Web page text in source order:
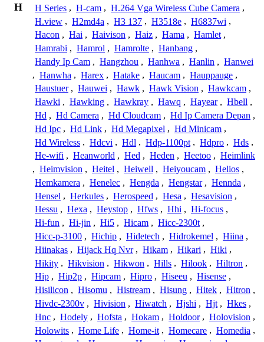
H H Series , H-cam , H.264 Vga Wireless Cube Camera ,
H.view , H2md4a , H3 137 , H3518e , H6837wi ,
Hacon , Hai , Haivison , Haiz , Hama , Hamlet ,
Hamrabi , Hamrol , Hamrolte , Hanbang ,
Handy Ip Cam , Hangzhou , Hanhwa , Hanlin , Hanwei
, Hanwha , Harex , Hatake , Haucam , Hauppauge ,
Haustuer , Hauwei , Hawk , Hawk Vision , Hawkcam ,
Hawki , Hawking , Hawkray , Hawq , Hayear , Hbell ,
Hd , Hd Camera , Hd Cloudcam , Hd Ip Camera Depan ,
Hd Ipc , Hd Link , Hd Megapixel , Hd Minicam ,
Hd Wireless , Hdcvi , Hdl , Hdp-1100pt , Hdpro , Hds ,
He-wifi , Heanworld , Hed , Heden , Heetoo , Heimlink
, Heimvision , Heitel , Heiwell , Heiyoucam , Helios ,
Hemkamera , Henelec , Hengda , Hengstar , Hennda ,
Hensel , Herkules , Herospeed , Hesa , Hesavision ,
Hessu , Hexa , Heystop , Hfws , Hhi , Hi-focus ,
Hi-fun , Hi-jin , Hi5 , Hicam , Hicc-2300t ,
Hicc-p-3100 , Hichip , Hidetech , Hidrokemel , Hiina ,
Hiinakas , Hijack Hq Nvr , Hikam , Hikari , Hiki ,
Hikity , Hikvision , Hikwon , Hills , Hilook , Hiltron ,
Hip , Hip2p , Hipcam , Hipro , Hiseeu , Hisense ,
Hisilicon , Hisomu , Histream , Hisung , Hitek , Hitron ,
Hivdc-2300v , Hivision , Hiwatch , Hjshi , Hjt , Hkes ,
Hnc , Hodely , Hofsta , Hokam , Holdoor , Holovision ,
Holowits , Home Life , Home-it , Homecare , Homedia ,